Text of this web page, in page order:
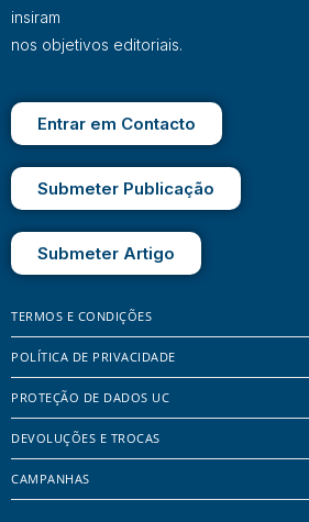
insiram
nos objetivos editoriais.
Entrar em Contacto
Submeter Publicação
Submeter Artigo
TERMOS E CONDIÇÕES
POLÍTICA DE PRIVACIDADE
PROTEÇÃO DE DADOS UC
DEVOLUÇÕES E TROCAS
CAMPANHAS